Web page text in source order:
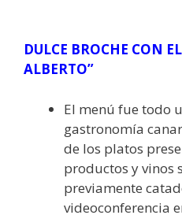
DULCE BROCHE CON
ALBERTO”
El menú fue todo
gastronomía
de los platos
productos y vinos
previamente
videoconferencia